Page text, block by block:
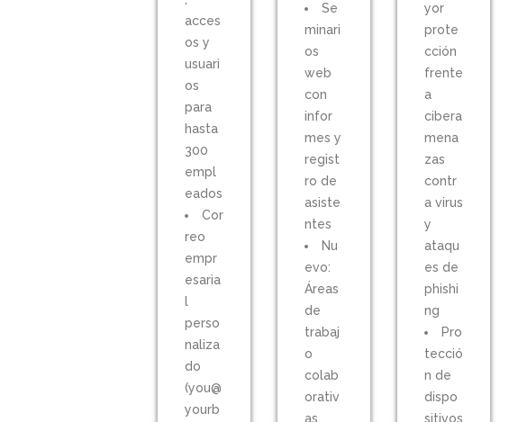
acces
os y
usuari
os
para
hasta
300
empl
eados
Cor
reo
empr
esaria
l
perso
naliza
do
(you@
yourb
Se
minari
os
web
con
infor
mes y
regist
ro de
asiste
ntes
Nu
evo:
Áreas
de
trabaj
o
colab
orativ
as
yor
prote
cción
frente
a
cibera
mena
zas
contr
a virus
y
ataqu
es de
phishi
ng
Pro
tecció
n de
dispo
sitivos